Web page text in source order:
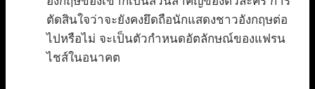
ตัดสินใจว่าจะยังคงยึดถือนักแสดงชาวอังกฤษต่อ
ไปหรือไม่ จะเป็นตัวกำหนดอัตลักษณ์ของแฟรน
ไชส์ในอนาคต